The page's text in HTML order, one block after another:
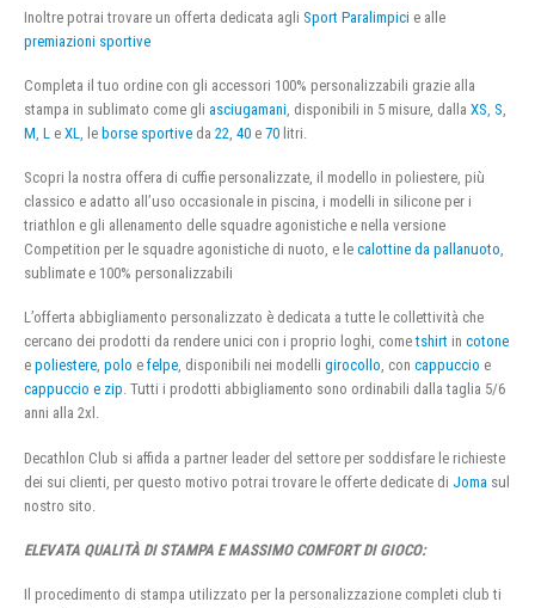
Inoltre potrai trovare un offerta dedicata agli Sport Paralimpici e alle
premiazioni sportive
Completa il tuo ordine con gli accessori 100% personalizzabili grazie alla
stampa in sublimato come gli asciugamani , disponibili in 5 misure, dalla XS S
M L e XL , le borse sportive da 22 40 e 70 litri.
Scopri la nostra offera di cuffie personalizzate, il modello in poliestere, più
classico e adatto all’uso occasionale in piscina, i modelli in silicone per i
triathlon e gli allenamento delle squadre agonistiche e nella versione
Competition per le squadre agonistiche di nuoto, e le calottine da pallanuoto,
sublimate e 100% personalizzabili
L’offerta abbigliamento personalizzato è dedicata a tutte le collettività che
cercano dei prodotti da rendere unici con i proprio loghi, cometshirt in cotone
e poliestere, polo e felpe, disponibili nei modelli girocollo, con cappuccio e
cappuccio e zip. Tutti i prodotti abbigliamento sono ordinabili dalla taglia 5/6
anni alla 2xl.
Decathlon Club si affida a partner leader del settore per soddisfare le richieste
dei sui clienti, per questo motivo potrai trovare le offerte dedicate di Joma sul
nostro sito.
ELEVATA QUALITÀ DI STAMPA E MASSIMO COMFORT DI GIOCO:
Il procedimento di stampa utilizzato per la personalizzazione completi club ti